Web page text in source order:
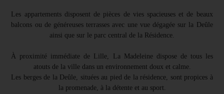
Les appartements disposent de pièces de vies spacieuses et de beaux
balcons ou de généreuses terrasses avec une vue dégagée sur la Deûle
ainsi que sur le parc central de la Résidence.
À proximité immédiate de Lille, La Madeleine dispose de tous les
atouts de la ville dans un environnement doux et calme.
Les berges de la Deûle, situées au pied de la résidence, sont propices à
la promenade, à la détente et au sport.